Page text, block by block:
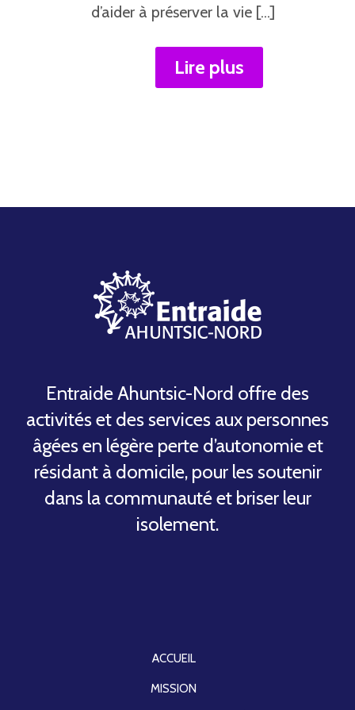
d’aider à préserver la vie [...]
Lire plus
Entraide Ahuntsic-Nord offre des
activités et des services aux personnes
âgées en légère perte d’autonomie et
résidant à domicile, pour les soutenir
dans la communauté et briser leur
isolement.
ACCUEIL
MISSION